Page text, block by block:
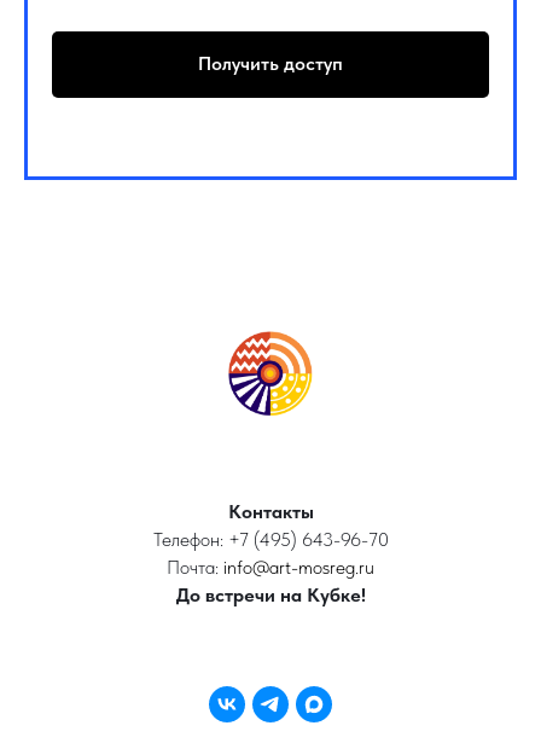
Получить доступ
Контакты
Телефон: +7 (495) 643-96-70
Почта: info@art-mosreg.ru
До встречи на Кубке!